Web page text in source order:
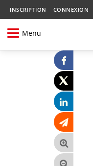
INSCRIPTION CONNEXION
Menu